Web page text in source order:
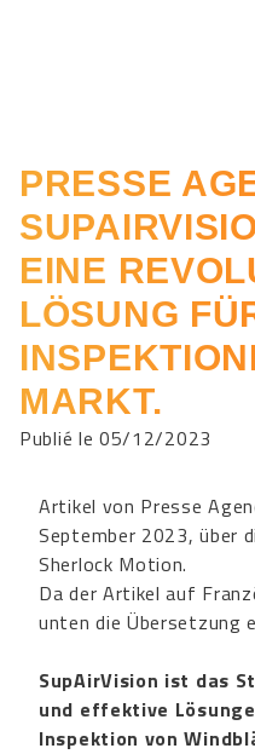
PRESSE
EINE
LÖSUNG
MARKT.
Publié le 05/12/2023
Artikel von Presse
September 2023, über
Sherlock Motion.
Da der Artikel auf
unten die Übersetzung
SupAirVision ist das
und effektive
Inspektion von